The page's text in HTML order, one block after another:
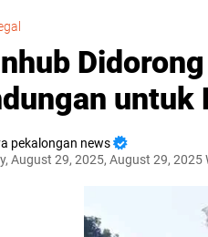
untuk
pekalongan news
August 29, 2025, August 29, 2025